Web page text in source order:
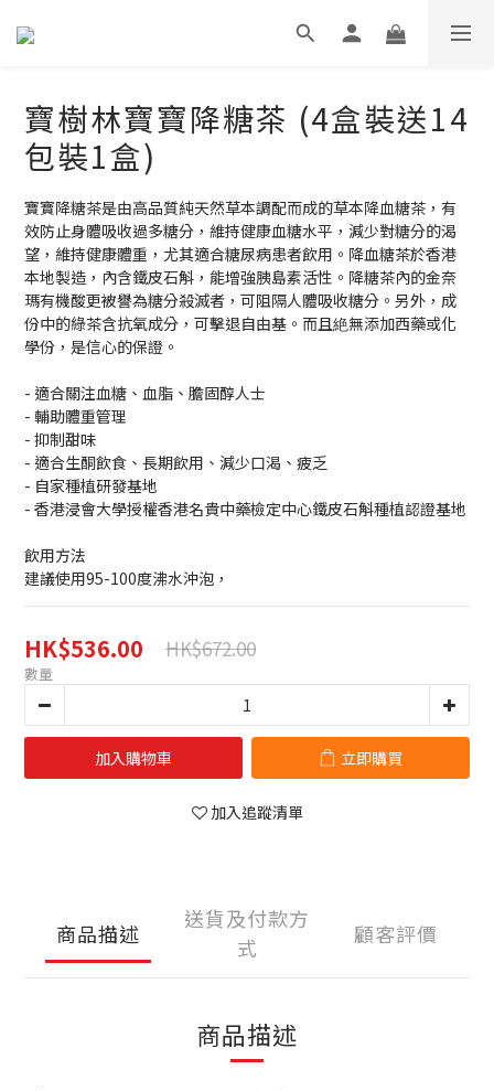
寶樹林寶寶降糖茶 (4盒裝送14
包裝1盒)
寶寶降糖茶是由高品質純天然草本調配而成的草本降血糖茶，有
效防止身體吸收過多糖分，維持健康血糖水平，減少對糖分的渴
望，維持健康體重，尤其適合糖尿病患者飲用。降血糖茶於香港
本地製造，內含鐵皮石斛，能增強胰島素活性。降糖茶內的金奈
瑪有機酸更被譽為糖分殺滅者，可阻隔人體吸收糖分。另外，成
份中的綠茶含抗氧成分，可擊退自由基。而且絶無添加西藥或化
學份，是信心的保證。
- 適合關注血糖、血脂、膽固醇人士
- 輔助體重管理
- 抑制甜味
- 適合生酮飲食、長期飲用、減少口渴、疲乏
- 自家種植研發基地
- 香港浸會大學授權香港名貴中藥檢定中心鐵皮石斛種植認證基地
飲用方法
建議使用95-100度沸水沖泡，
HK$536.00 HK$672.00
數量
加入購物車 立即購買
加入追蹤清單
商品描述
送貨及付款方
式
顧客評價
商品描述